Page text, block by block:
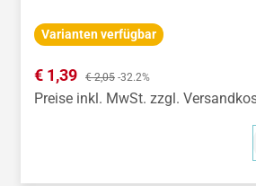
Varianten verfügbar
Verkaufspreis:
€ 1,39 Regulärer Preis:
€ 2,05 -32.2%
Preise inkl. MwSt. zzgl.